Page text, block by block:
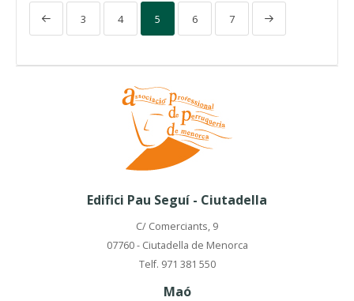
3 4 5 6 7
Edifici Pau Seguí - Ciutadella
C/ Comerciants, 9
07760 - Ciutadella de Menorca
Telf. 971 381 550
Maó